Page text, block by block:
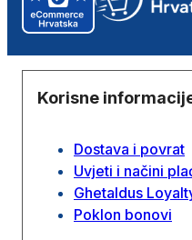
Korisne
Dostava i povrat
Uvjeti i načini
Ghetaldus
Poklon bonovi